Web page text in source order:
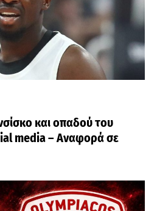
και οπαδού του
media – Αναφορά σε